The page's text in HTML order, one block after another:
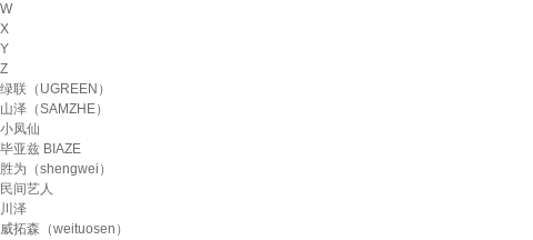
W
X
Y
Z
绿联（UGREEN）
山泽（SAMZHE）
小凤仙
毕亚兹 BIAZE
胜为（shengwei）
民间艺人
川泽
威拓森（weituosen）